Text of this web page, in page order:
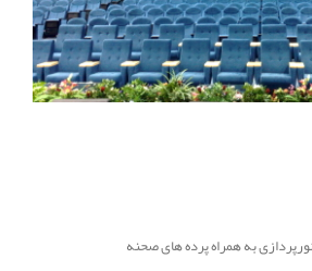
به همراه پرده های صحنه